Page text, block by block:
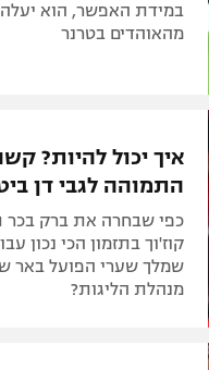
במידת האפשר, הוא
מהאוהדים בטרנר
איך יכול להיות?
התמוהה לגבי דן
כפי שבחרה את ברק בכר
קוז'וך בתזמון הכי נכון
שמלך שערי הפועל באר
מנהלת הליגות?